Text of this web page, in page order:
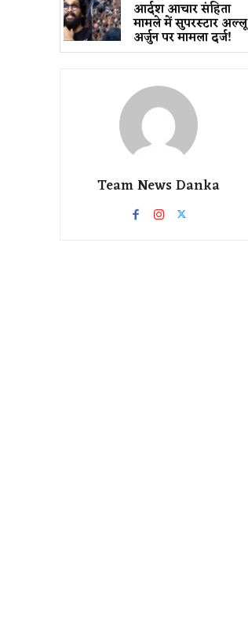
आर्दश आचार संहिता
मामले में सुपरस्टार अल्लू
अर्जुन पर मामला दर्ज!
Team News Danka